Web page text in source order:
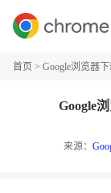
首页 > Google浏览器
Google
来源：